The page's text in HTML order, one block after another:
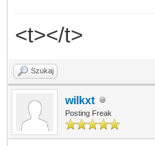
<t></t>
Szukaj
wilkxt
Posting Freak